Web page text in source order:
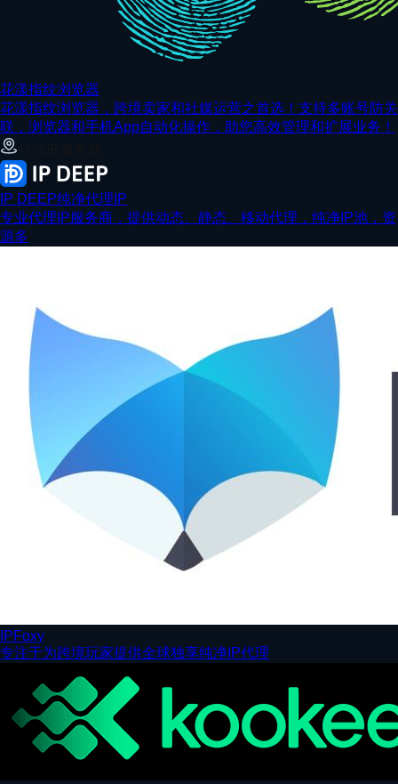
花漾指纹浏览器
花漾指纹浏览器，跨境卖家和社媒运营之首选！支持多账号防关
联，浏览器和手机App自动化操作，助您高效管理和扩展业务！
IP DEEP纯净代理IP
专业代理IP服务商，提供动态、静态、移动代理，纯净IP池，资
源多
IPFoxy
专注于为跨境玩家提供全球独享纯净IP代理